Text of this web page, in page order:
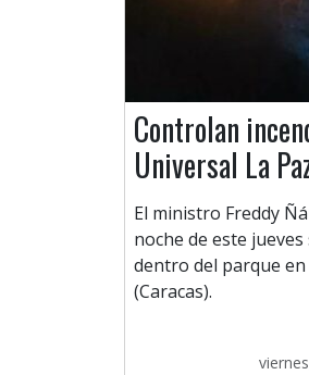
Controlan
Universal La
El ministro Freddy
noche de este
dentro del parque
(Caracas).